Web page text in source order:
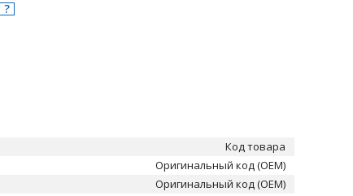
?
Код товара
Оригинальный код (OEM)
Оригинальный код (OEM)